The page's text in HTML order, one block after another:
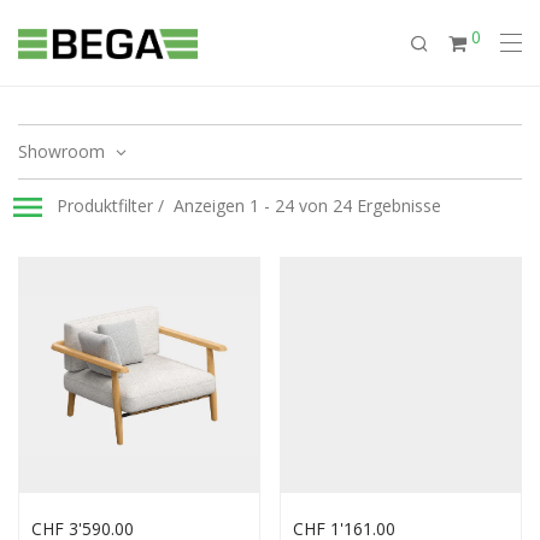
0
Showroom
Produktfilter Anzeigen 1 - 24 von 24 Ergebnisse
CHF 3'590.00 CHF 1'161.00